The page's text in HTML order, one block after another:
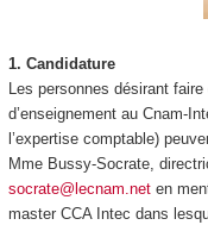
1. Candidature
Les personnes désirant
d’enseignement au Cnam-
l’expertise comptable)
Mme Bussy-Socrate,
socrate@lecnam.neten
master CCA Intec dans